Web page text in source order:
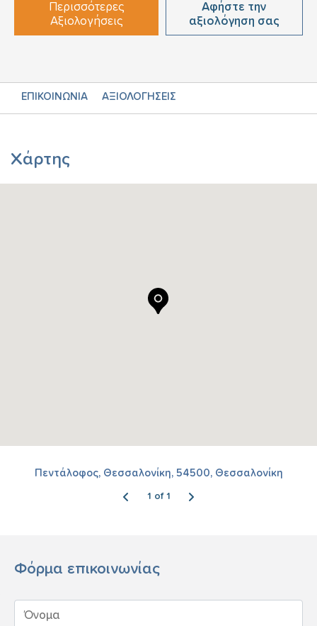
Περισσότερες
Αξιολογήσεις
Αφήστε την
αξιολόγηση σας
ΕΠΙΚΟΙΝΩΝΙΑ ΑΞΙΟΛΟΓΗΣΕΙΣ
Χάρτης
Πεντάλοφος, Θεσσαλονίκη, 54500, Θεσσαλονίκη
1 of 1
Φόρμα επικοινωνίας